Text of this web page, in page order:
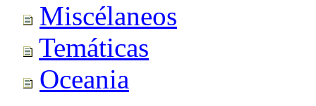
Miscélaneos
Temáticas
Oceania